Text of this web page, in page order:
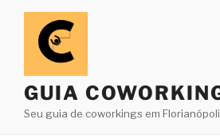
Pular
conteúdo
GUIA
Seu guia de coworkings em